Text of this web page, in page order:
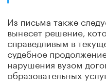
Из письма также
вынесет решение,
справедливым в
судебное
нарушения вузом
образовательных